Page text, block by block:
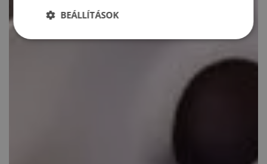
BEÁLLÍTÁSOK